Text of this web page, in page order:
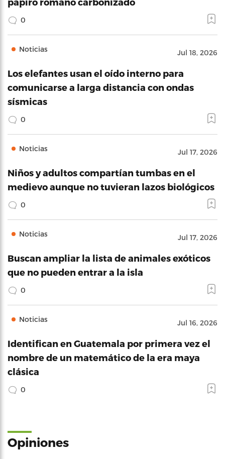
0
Noticias Jul 18, 2026
Los elefantes usan el oído interno para
comunicarse a larga distancia con ondas
sísmicas
0
Noticias Jul 17, 2026
Niños y adultos compartían tumbas en el
medievo aunque no tuvieran lazos biológicos
0
Noticias Jul 17, 2026
Buscan ampliar la lista de animales exóticos
que no pueden entrar a la isla
0
Noticias Jul 16, 2026
Identifican en Guatemala por primera vez el
nombre de un matemático de la era maya
clásica
0
Opiniones